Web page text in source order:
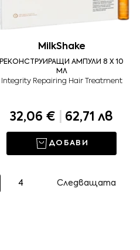
MilkShake
РЕКОНСТРУИРАЩИ АМПУЛИ 8 Х 10
МЛ
Integrity Repairing Hair Treatment
32,06 € 62,71 лв
ДОБАВИ
4 Следващата